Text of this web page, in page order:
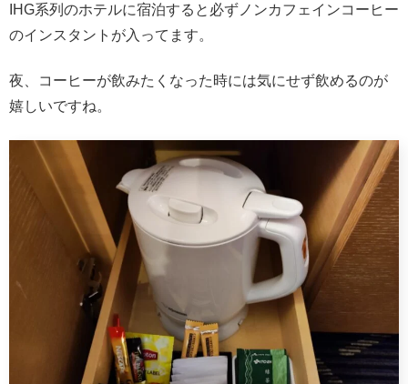
IHG系列のホテルに宿泊すると必ずノンカフェインコーヒー
のインスタントが入ってます。
夜、コーヒーが飲みたくなった時には気にせず飲めるのが
嬉しいですね。